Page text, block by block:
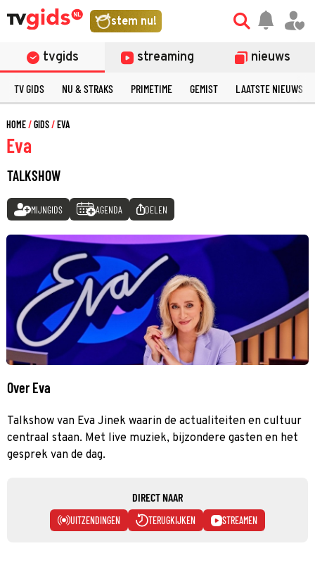
stem nu!
tvgids streaming nieuws
TV GIDS NU & STRAKS PRIMETIME GEMIST LAATSTE NIEUWS
HOME GIDS EVA
Eva
TALKSHOW
MIJNGIDS AGENDA DELEN
Over Eva
Talkshow van Eva Jinek waarin de actualiteiten en cultuur
centraal staan. Met live muziek, bijzondere gasten en het
gesprek van de dag.
DIRECT NAAR
UITZENDINGEN TERUGKIJKEN STREAMEN